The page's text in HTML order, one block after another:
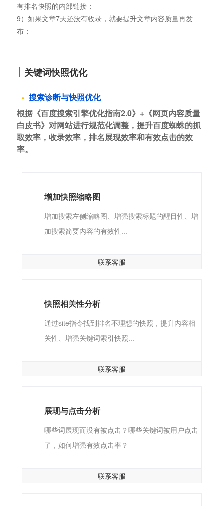
有排名快照的内部链接；
9）如果文章7天还没有收录，就要提升文章内容质量再发
布；
关键词快照优化
搜索诊断与快照优化
根据《百度搜索引擎优化指南2.0》+《网页内容质量
白皮书》对网站进行规范化调整，提升百度蜘蛛的抓
取效率，收录效率，排名展现效率和有效点击的效
率。
增加快照缩略图
增加搜索左侧缩略图、增强搜索标题的醒目性、增
加搜索简要内容的有效性...
联系客服
快照相关性分析
通过site指令找到排名不理想的快照，提升内容相
关性、增强关键词索引快照...
联系客服
展现与点击分析
哪些词展现而没有被点击？哪些关键词被用户点击
了，如何增强有效点击率？
联系客服